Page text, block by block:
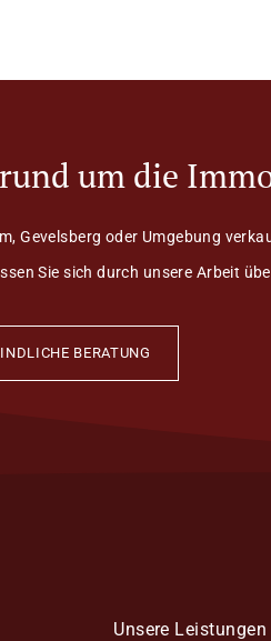
um die
Gevelsberg oder Umgebung
Sie sich durch unsere Arbeit
BERATUNG
Unsere Leistungen